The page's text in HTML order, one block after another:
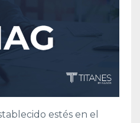
estés en el